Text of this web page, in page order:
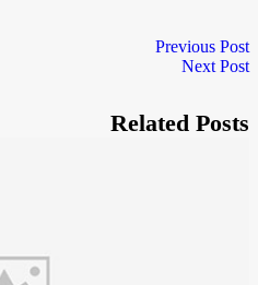
Previous Post
Next Post
Related Posts